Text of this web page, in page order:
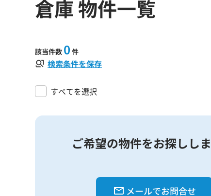
倉庫 物件一覧
該当件数 0 件
検索条件を保存
すべてを選択
ご希望の物件をお探ししま
メールでお問合せ